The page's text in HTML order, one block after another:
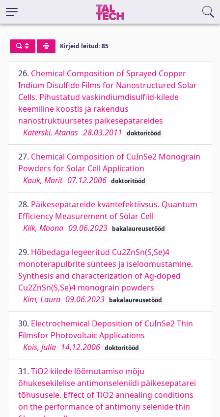
Kirjeid leitud: 85
26. Chemical Composition of Sprayed Copper
Indium Disulfide Films for Nanostructured Solar
Cells. Pihustatud vaskindiumdisulfiid-kilede
keemiline koostis ja rakendus
nanostruktuursetes päikesepatareides
Katerski, Atanas 28.03.2011 doktoritööd
27. Chemical Composition of CuInSe2 Monograin
Powders for Solar Cell Application
Kauk, Marit 07.12.2006 doktoritööd
28. Päikesepatareide kvantefektiivsus. Quantum
Efficiency Measurement of Solar Cell
Kilk, Moona 09.06.2023 bakalaureusetööd
29. Hõbedaga legeeritud Cu2ZnSn(S,Se)4
monoterapulbrite süntees ja iseloomustamine.
Synthesis and characterization of Ag-doped
Cu2ZnSn(S,Se)4 monograin powders
Kim, Laura 09.06.2023 bakalaureusetööd
30. Electrochemical Deposition of CuInSe2 Thin
Filmsfor Photovoltaic Applications
Kois, Julia 14.12.2006 doktoritööd
31. TiO2 kilede lõõmutamise mõju
õhukesekilelise antimonseleniidi päikesepatarei
tõhususele. Effect of TiO2 annealing conditions
on the performance of antimony selenide thin